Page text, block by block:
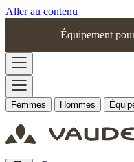
Aller au contenu
Équipement
Femmes Hommes